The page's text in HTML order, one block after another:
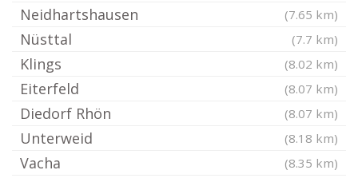
Neidhartshausen (7.65 km)
Nüsttal (7.7 km)
Klings (8.02 km)
Eiterfeld (8.07 km)
Diedorf Rhön (8.07 km)
Unterweid (8.18 km)
Vacha (8.35 km)